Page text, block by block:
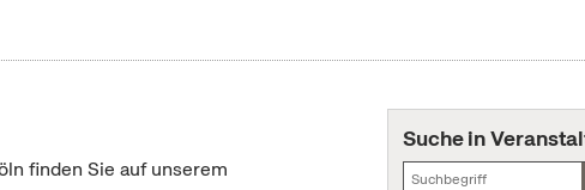
finden Sie auf unserem
Suche in